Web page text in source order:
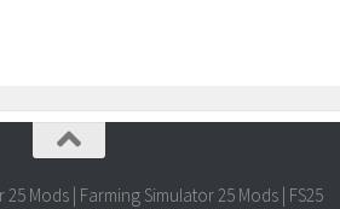
Mods | Farming Simulator 25 Mods | FS25